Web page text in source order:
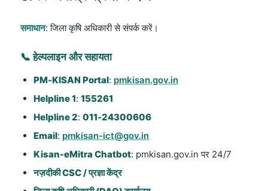
समाधान: जिला कृषि अधिकारी से संपर्क करें।
📞 हेल्पलाइन और सहायता
PM-KISAN Portal: pmkisan.gov.in
Helpline 1: 155261
Helpline 2: 011-24300606
Email: pmkisan-ict@gov.in
Kisan-eMitra Chatbot: pmkisan.gov.in पर 24/7
नज़दीकी CSC / प्रज्ञा केंद्र